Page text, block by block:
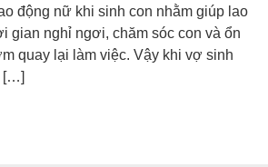
động nữ khi sinh con nhằm giúp lao
gian nghỉ ngơi, chăm sóc con và ổn
quay lại làm việc. Vậy khi vợ sinh
[…]